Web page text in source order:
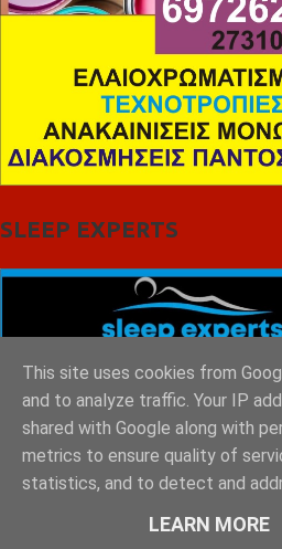
SLEEP EXPERTS
This site uses cookies from
and to analyze traffic. Your IP
shared with Google along with
metrics to ensure quality of
statistics, and to detect and
LEARN MORE